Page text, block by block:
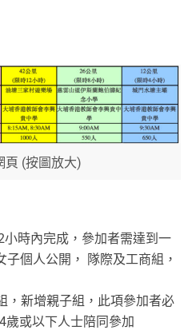
頁 (按圖放大)
時內完成，參加者需達到一
個人公開， 隊際及工商組，
，新增親子組，此項參加者必
歲或以下人士陪同參加